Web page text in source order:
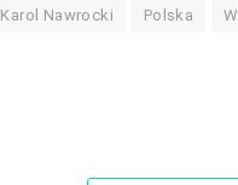
Karol Nawrocki Polska